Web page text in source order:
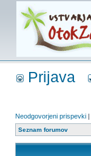
Prijava
Neodgovorjeni prispevki |
Seznam forumov